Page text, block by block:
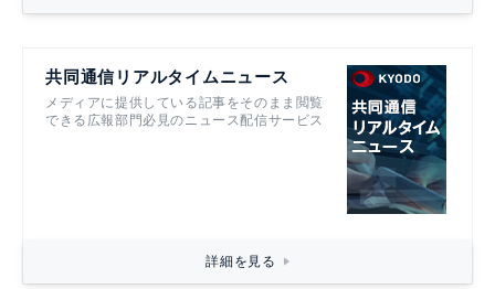
共同通信リアルタイムニュース
メディアに提供している記事をそのまま閲覧
できる広報部門必見のニュース配信サービス
詳細を見る